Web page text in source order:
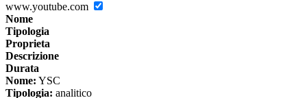
www.youtube.com
Nome
Tipologia
Proprieta
Descrizione
Durata
Nome: YSC
Tipologia: analitico